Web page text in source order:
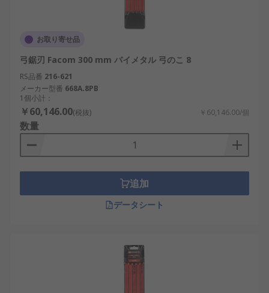
お取り寄せ品
弓鋸刃 Facom 300 mm バイメタル 弓のこ 8
RS品番 216-621
メーカー型番 668A.8PB
1個小計：
￥60,146.00(税抜) ￥60,146.00/個
数量
追加
データシート